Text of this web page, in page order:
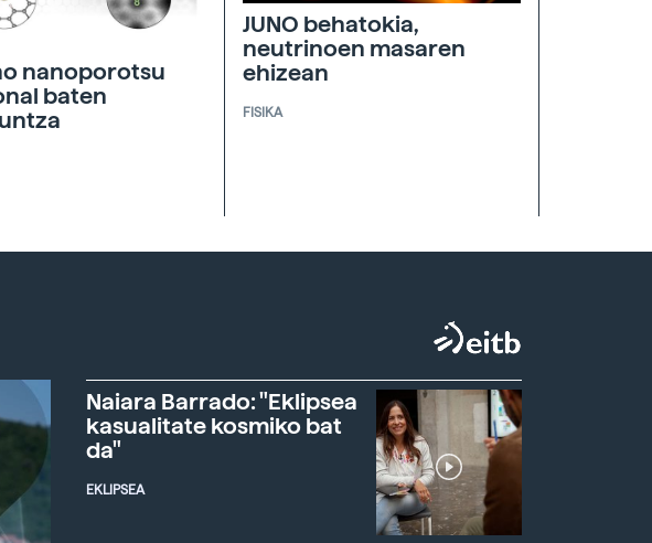
nanoporotsu
baten
JUNO behatokia,
neutrinoen masaren
ehizean
FISIKA
Naiara Barrado: "Eklipsea
kasualitate kosmiko bat
da"
EKLIPSEA